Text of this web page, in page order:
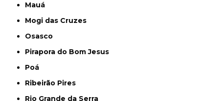
Mauá
Mogi das Cruzes
Osasco
Pirapora do Bom Jesus
Poá
Ribeirão Pires
Rio Grande da Serra